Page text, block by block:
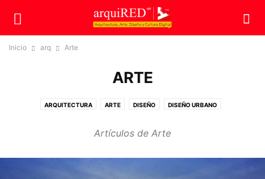
Inicio arq Arte
ARTE
ARQUITECTURA ARTE DISEÑO DISEÑO URBANO
Artículos de Arte